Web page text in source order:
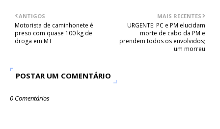
MAIS RECENTES
URGENTE: PC e PM elucidam
morte de cabo da PM e
prendem todos os envolvidos;
um morreu
ANTIGOS
Motorista de caminhonete é
preso com quase 100 kg de
droga em MT
POSTAR UM COMENTÁRIO
0 Comentários